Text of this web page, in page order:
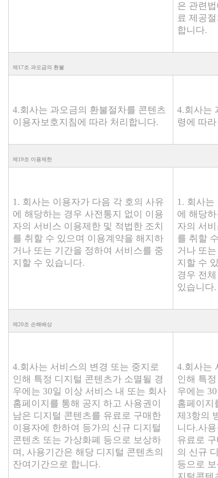
은 관련
료 제공
합니다.
제17조 과오금의 환불
4.회사는 과오금의 환불절차를 콘텐츠
이용자보호지침에 따라 처리합니다.
4.회사는
령에 따
제19조 이용제한
1. 회사는 이용자가 다음 각 호의 사유
에 해당하는 경우 사전통지 없이 이용
자의 서비스 이용제한 및 적법한 조치
를 취할 수 있으며 이용계약을 해지하
거나 또는 기간을 정하여 서비스를 중
지할 수 있습니다.
1. 회사
에 해당
자의 서
를 취할
거나 또
지할 수
경우 전
있습니다.
제20조 손해배상
4.회사는 서비스의 변경 또는 중지로
인해 특정 디지털 콘텐츠가 소멸될 경
우에는 30일 이상 서비스 내 또는 회사
홈페이지를 통해 공지 하고 사용권이
남은 디지털 콘텐츠를 유료로 구매한
이용자에 한하여 등가의 신규 디지털
콘텐츠 또는 가상화폐 등으로 보상하
며, 사용기간은 해당 디지털 콘텐츠의
잔여기간으로 합니다.
4.회사는
인해 특
우에는
홈페이지
제3항의
니다.사
유료로
의 신규
등으로